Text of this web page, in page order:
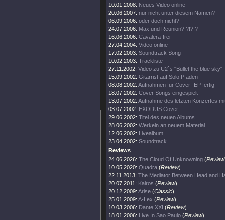
10.01.2008: Neues Video online
20.06.2007: nur nicht unter diesem Namen?
06.09.2006: oder doch nicht?
24.07.2006: Max und Reunion?!?!?!?
16.06.2006: Cavalera-frei
27.04.2004: Video online
17.02.2003: Soundtrack Song
10.02.2003: Trackliste
27.11.2002: Video zu U2`s "Bullet the blue sky"
15.09.2002: Gitarrist auf Solo Pfaden
08.08.2002: Aufnahmen für Cover- EP fertig
18.07.2002: Cover Songs eingespielt
13.07.2002: Aufnahme des letzten Konzertes
03.07.2002: EXODUS Cover
29.06.2002: Titel des neuen Albums
28.06.2002: Werkeln an neuem Material
12.06.2002: Livealbum
23.04.2002: Soundtrack
Reviews
24.06.2026: The Cloud Of Unknowning (Review
10.05.2020: Quadra (Review)
22.11.2013: The Mediator Between Head and
20.07.2011: Kairos (Review)
20.12.2009: Arise (Classic)
25.01.2009: A-Lex (Review)
10.03.2006: Dante XXI (Review)
18.01.2006: Live In Sao Paulo (Review)